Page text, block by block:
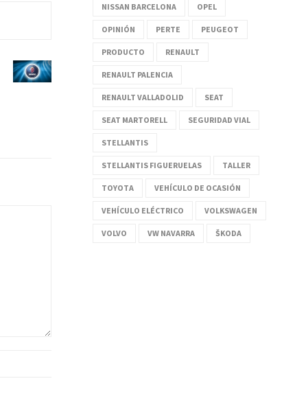
NISSAN BARCELONA OPEL
OPINIÓN PERTE PEUGEOT
PRODUCTO RENAULT
RENAULT PALENCIA
RENAULT VALLADOLID SEAT
SEAT MARTORELL SEGURIDAD VIAL
STELLANTIS
STELLANTIS FIGUERUELAS TALLER
TOYOTA VEHÍCULO DE OCASIÓN
VEHÍCULO ELÉCTRICO VOLKSWAGEN
VOLVO VW NAVARRA ŠKODA